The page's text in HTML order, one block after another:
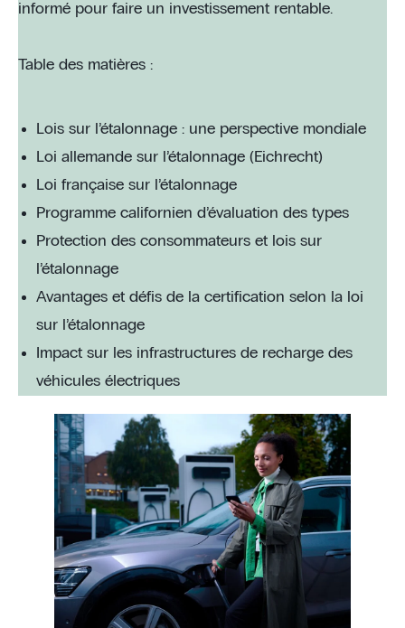
informé pour faire un investissement rentable.
Table des matières :
Lois sur l’étalonnage : une perspective mondiale
Loi allemande sur l’étalonnage (Eichrecht)
Loi française sur l’étalonnage
Programme californien d’évaluation des types
Protection des consommateurs et lois sur
l’étalonnage
Avantages et défis de la certification selon la loi
sur l’étalonnage
Impact sur les infrastructures de recharge des
véhicules électriques